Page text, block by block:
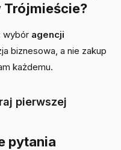
Trójmieście?
wybór agencji
biznesowa, a nie zakup
każdemu.
pierwszej
pytania